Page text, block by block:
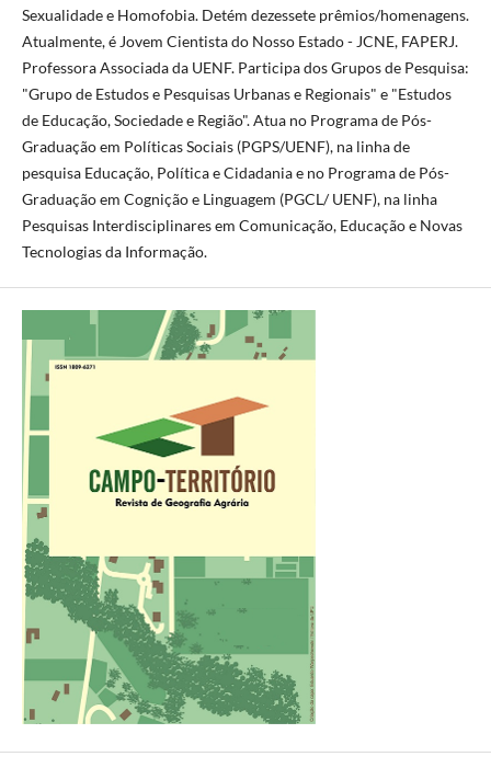
Sexualidade e Homofobia. Detém dezessete prêmios/homenagens.
Atualmente, é Jovem Cientista do Nosso Estado - JCNE, FAPERJ.
Professora Associada da UENF. Participa dos Grupos de Pesquisa:
"Grupo de Estudos e Pesquisas Urbanas e Regionais" e "Estudos
de Educação, Sociedade e Região". Atua no Programa de Pós-
Graduação em Políticas Sociais (PGPS/UENF), na linha de
pesquisa Educação, Política e Cidadania e no Programa de Pós-
Graduação em Cognição e Linguagem (PGCL/ UENF), na linha
Pesquisas Interdisciplinares em Comunicação, Educação e Novas
Tecnologias da Informação.